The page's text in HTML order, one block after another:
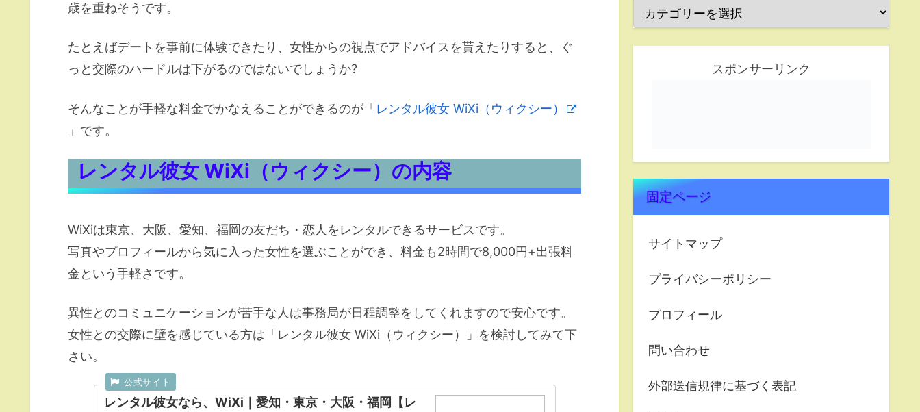
歳を重ねそうです。
たとえばデートを事前に体験できたり、女性からの視点でアドバイスを貰えたりすると、ぐ
っと交際のハードルは下がるのではないでしょうか?
そんなことが手軽な料金でかなえることができるのが「レンタル彼女 WiXi（ウィクシー）
」です。
レンタル彼女 WiXi（ウィクシー）の内容
WiXiは東京、大阪、愛知、福岡の友だち・恋人をレンタルできるサービスです。
写真やプロフィールから気に入った女性を選ぶことができ、料金も2時間で8,000円+出張料
金という手軽さです。
異性とのコミュニケーションが苦手な人は事務局が日程調整をしてくれますので安心です。
女性との交際に壁を感じている方は「レンタル彼女 WiXi（ウィクシー）」を検討してみて下
さい。
レンタル彼女なら、WiXi｜愛知・東京・大阪・福岡【レ
スポンサーリンク
固定ページ
サイトマップ
プライバシーポリシー
プロフィール
問い合わせ
外部送信規律に基づく表記